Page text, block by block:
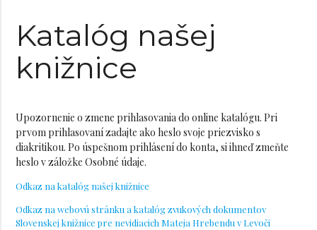
Katalóg našej
knižnice
Upozornenie o zmene prihlasovania do online katalógu. Pri
prvom prihlasovaní zadajte ako heslo svoje priezvisko s
diakritikou. Po úspešnom prihlásení do konta, si ihneď zmeňte
heslo v záložke Osobné údaje.
Odkaz na katalóg našej knižnice
Odkaz na webovú stránku a katalóg zvukových dokumentov
Slovenskej knižnice pre nevidiacich Mateja Hrebendu v Levoči